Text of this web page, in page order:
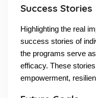
Success Stories
Highlighting the real
success stories of
the programs serve
efficacy. These
empowerment,